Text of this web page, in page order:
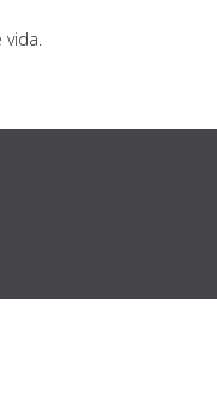
vida.